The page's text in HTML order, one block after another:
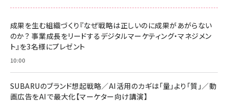
成果を生む組織づくり『なぜ戦略は正しいのに成果があがらない
のか？ 事業成長をリードするデジタルマーケティング・マネジメン
ト』を3名様にプレゼント
10:00
SUBARUのブランド想起戦略／AI活用のカギは「量」より「質」／動
画広告をAIで最大化【マーケター向け講演】